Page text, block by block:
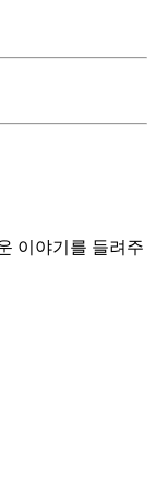
이야기를 들려주